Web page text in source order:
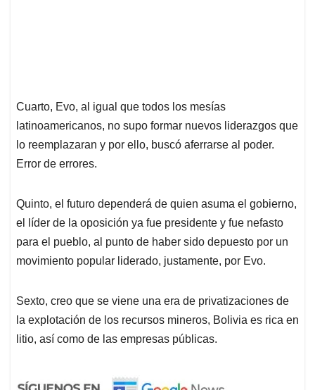
Cuarto, Evo, al igual que todos los mesías
latinoamericanos, no supo formar nuevos liderazgos que
lo reemplazaran y por ello, buscó aferrarse al poder.
Error de errores.
Quinto, el futuro dependerá de quien asuma el gobierno,
el líder de la oposición ya fue presidente y fue nefasto
para el pueblo, al punto de haber sido depuesto por un
movimiento popular liderado, justamente, por Evo.
Sexto, creo que se viene una era de privatizaciones de
la explotación de los recursos mineros, Bolivia es rica en
litio, así como de las empresas públicas.